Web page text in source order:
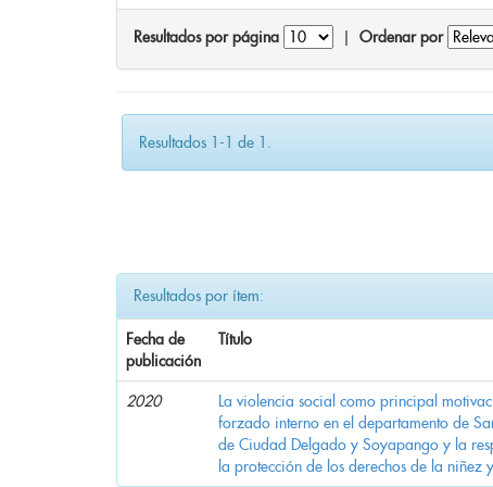
Resultados por página Ordenar por
Resultados 1-1 de 1.
Resultados por ítem:
Fecha de
publicación
Título
2020
La violencia social como principal
forzado interno en el departamento de
de Ciudad Delgado y Soyapango y la
la protección de los derechos de la niñez